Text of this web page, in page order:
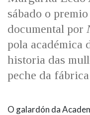
Facebook
Twitter Instagram
sábado o
documental por
pola académica
historia das
peche da
O galardón da